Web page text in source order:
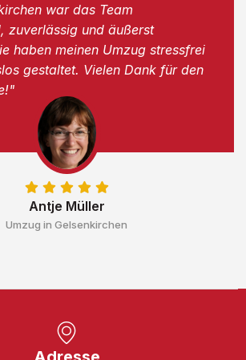
Antje Müller
Umzug in Gelsenkirchen
war das Team
zuverlässig und äußerst
haben meinen Umzug stressfrei
gestaltet. Vielen Dank für den